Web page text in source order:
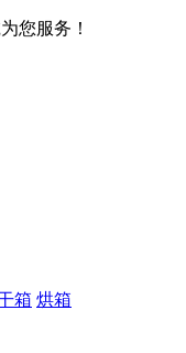
您服务！
箱 烘箱